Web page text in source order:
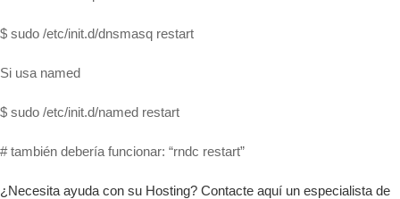
$ sudo /etc/init.d/dnsmasq restart
Si usa named
$ sudo /etc/init.d/named restart
# también debería funcionar: “rndc restart”
¿Necesita ayuda con su Hosting? Contacte aquí un especialista de